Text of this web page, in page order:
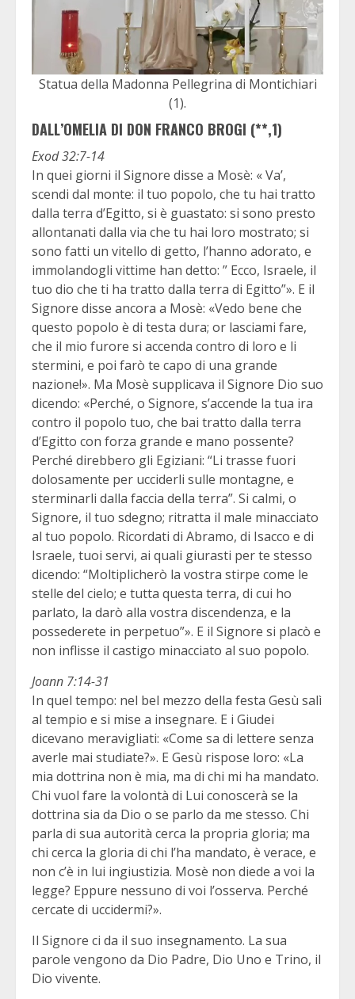
Statua della Madonna Pellegrina di Montichiari
(1).
DALL’OMELIA DI DON FRANCO BROGI (**,1)
Exod 32:7-14
In quei giorni il Signore disse a Mosè: « Va’,
scendi dal monte: il tuo popolo, che tu hai tratto
dalla terra d’Egitto, si è guastato: si sono presto
allontanati dalla via che tu hai loro mostrato; si
sono fatti un vitello di getto, l’hanno adorato, e
immolandogli vittime han detto: ” Ecco, Israele, il
tuo dio che ti ha tratto dalla terra di Egitto”». E il
Signore disse ancora a Mosè: «Vedo bene che
questo popolo è di testa dura; or lasciami fare,
che il mio furore si accenda contro di loro e li
stermini, e poi farò te capo di una grande
nazione!». Ma Mosè supplicava il Signore Dio suo
dicendo: «Perché, o Signore, s’accende la tua ira
contro il popolo tuo, che bai tratto dalla terra
d’Egitto con forza grande e mano possente?
Perché direbbero gli Egiziani: “Li trasse fuori
dolosamente per ucciderli sulle montagne, e
sterminarli dalla faccia della terra”. Si calmi, o
Signore, il tuo sdegno; ritratta il male minacciato
al tuo popolo. Ricordati di Abramo, di Isacco e di
Israele, tuoi servi, ai quali giurasti per te stesso
dicendo: “Moltiplicherò la vostra stirpe come le
stelle del cielo; e tutta questa terra, di cui ho
parlato, la darò alla vostra discendenza, e la
possederete in perpetuo”». E il Signore si placò e
non inflisse il castigo minacciato al suo popolo.
Joann 7:14-31
In quel tempo: nel bel mezzo della festa Gesù salì
al tempio e si mise a insegnare. E i Giudei
dicevano meravigliati: «Come sa di lettere senza
averle mai studiate?». E Gesù rispose loro: «La
mia dottrina non è mia, ma di chi mi ha mandato.
Chi vuol fare la volontà di Lui conoscerà se la
dottrina sia da Dio o se parlo da me stesso. Chi
parla di sua autorità cerca la propria gloria; ma
chi cerca la gloria di chi l’ha mandato, è verace, e
non c’è in lui ingiustizia. Mosè non diede a voi la
legge? Eppure nessuno di voi l’osserva. Perché
cercate di uccidermi?».
Il Signore ci da il suo insegnamento. La sua
parole vengono da Dio Padre, Dio Uno e Trino, il
Dio vivente.